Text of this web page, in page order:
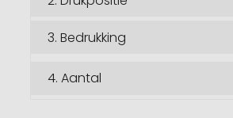
3. Bedrukking
4. Aantal